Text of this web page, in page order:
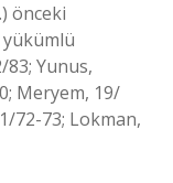
önceki
yükümlü
Yunus,
Meryem, 19/
72-73; Lokman,